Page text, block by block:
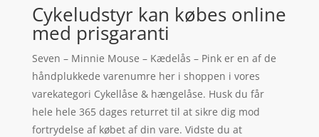
Cykeludstyr kan købes online
med prisgaranti
Seven – Minnie Mouse – Kædelås – Pink er en af de
håndplukkede varenumre her i shoppen i vores
varekategori Cykellåse & hængelåse. Husk du får
hele hele 365 dages returret til at sikre dig mod
fortrydelse af købet af din vare. Vidste du at